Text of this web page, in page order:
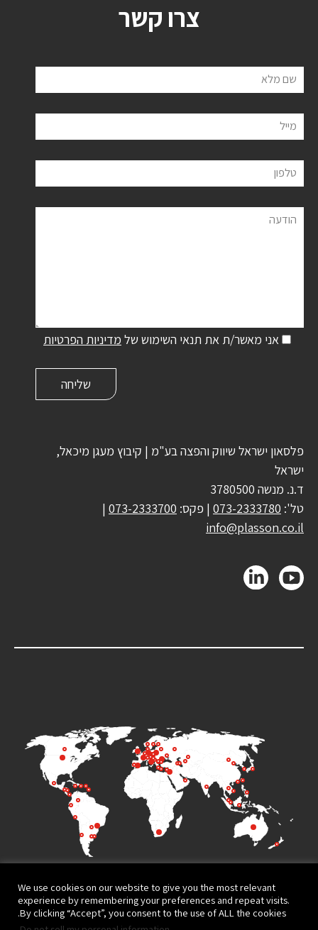
צרו קשר
שם מלא
מייל
טלפון
הודעה
אני מאשר/ת את תנאי השימוש של מדיניות הפרטיות
פלסאון ישראל שיווק והפצה בע"מ | קיבוץ מעגן מיכאל,
ישראל
ד.נ. מנשה 3780500
טל': 073-2333780 | פקס: 073-2333700
|
info@plasson.co.il
We use cookies on our website to give you the most relevant
experience by remembering your preferences and repeat visits.
By clicking “Accept”, you consent to the use of ALL the cookies.